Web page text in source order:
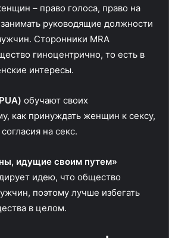
– право голоса, право на
руководящие должности
Сторонники MRA
гиноцентрично, то есть в
интересы.
обучают своих
как принуждать женщин к сексу,
на секс.
идущие своим путем»
идею, что общество
поэтому лучше избегать
в целом.